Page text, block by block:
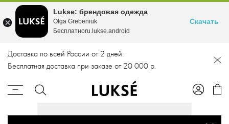
Доставка по всей России от 2 дней.
Бесплатная доставка при заказе от 20 000 р.
Lukse: брендовая одежда
Olga Grebeniuk
Бесплатноru.lukse.android
Скачать